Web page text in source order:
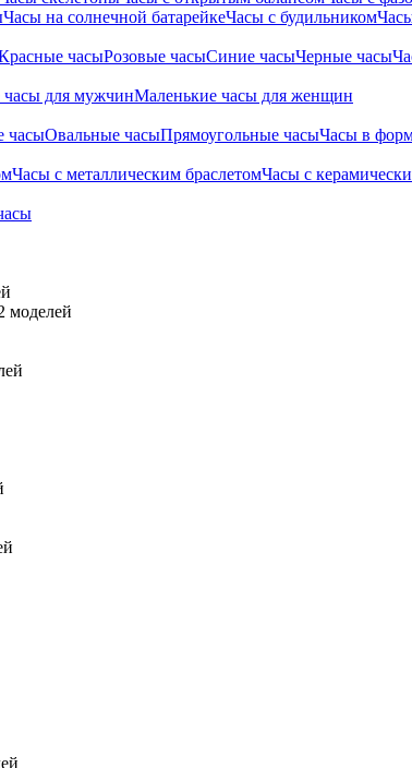
Часы на солнечной батарейкеЧасы с будильником
часыРозовые часыСиние часыЧерные часы
для мужчинМаленькие часы для женщин
часыОвальные часыПрямоугольные часыЧасы в
Часы с металлическим браслетомЧасы с
моделей